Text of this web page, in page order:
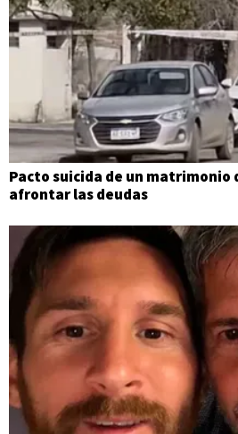
Pacto suicida de un matrimonio
afrontar las deudas